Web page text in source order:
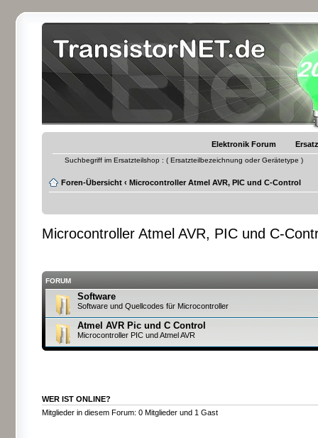
Elektronik Forum
Suchbegriff im Ersatzteilshop : ( Ersatzteilbezeichnung oder Gerätetype )
Foren-Übersicht ‹ Microcontroller Atmel AVR, PIC und C-Control
Microcontroller Atmel AVR, PIC und C-
FORUM
Software
Software und Quellcodes für Microcontroller
Atmel AVR Pic und C Control
Microcontroller PIC und Atmel AVR
WER IST ONLINE?
Mitglieder in diesem Forum: 0 Mitglieder und 1 Gast